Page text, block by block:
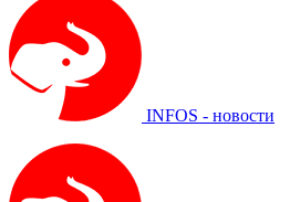
INFOS - новости